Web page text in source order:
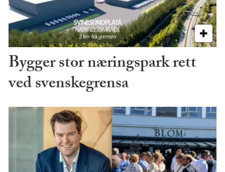
Bygger stor næringspark rett
ved svenskegrensa